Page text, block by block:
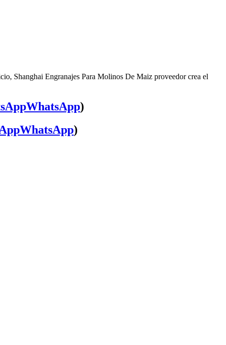
Shanghai Engranajes Para Molinos De Maiz proveedor crea el
WhatsApp)
WhatsApp)